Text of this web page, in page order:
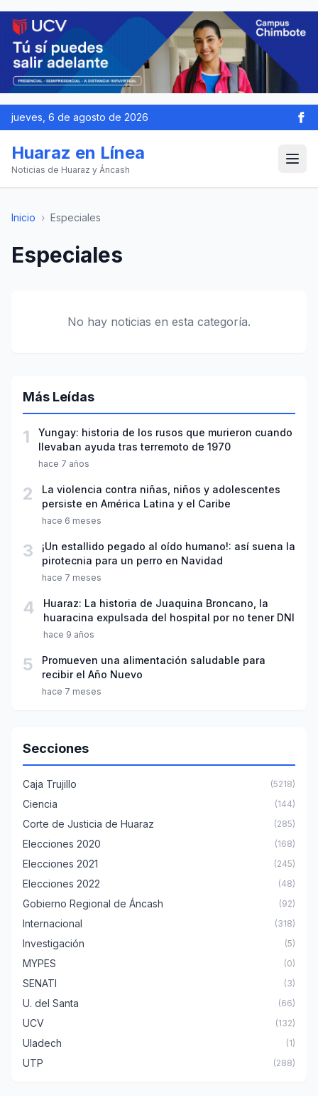
jueves, 6 de agosto de 2026
Huaraz en Línea
Noticias de Huaraz y Áncash
Inicio › Especiales
Especiales
No hay noticias en esta categoría.
Más Leídas
1
Yungay: historia de los rusos que murieron cuando
llevaban ayuda tras terremoto de 1970
hace 7 años
2
La violencia contra niñas, niños y adolescentes
persiste en América Latina y el Caribe
hace 6 meses
3
¡Un estallido pegado al oído humano!: así suena la
pirotecnia para un perro en Navidad
hace 7 meses
4
Huaraz: La historia de Juaquina Broncano, la
huaracina expulsada del hospital por no tener DNI
hace 9 años
5
Promueven una alimentación saludable para
recibir el Año Nuevo
hace 7 meses
Secciones
Caja Trujillo (5218)
Ciencia (144)
Corte de Justicia de Huaraz (285)
Elecciones 2020 (168)
Elecciones 2021 (245)
Elecciones 2022 (48)
Gobierno Regional de Áncash (92)
Internacional (318)
Investigación (5)
MYPES (0)
SENATI (3)
U. del Santa (66)
UCV (132)
Uladech (1)
UTP (288)